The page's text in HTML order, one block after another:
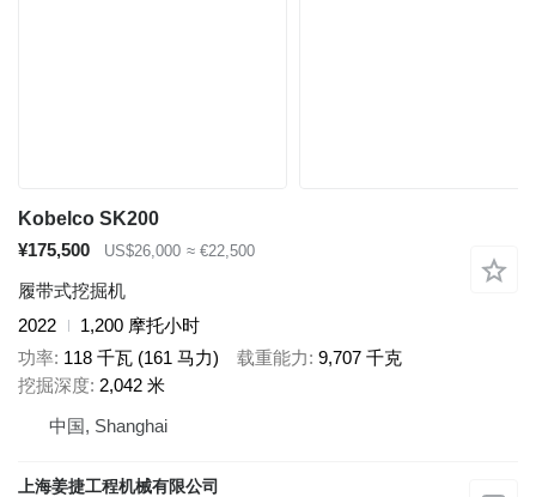
Kobelco SK200
¥175,500
US$26,000 ≈ €22,500
履带式挖掘机
2022
1,200 摩托小时
功率 118 千瓦 (161 马力) 载重能力 9,707 千克
挖掘深度 2,042 米
中国, Shanghai
上海姜捷工程机械有限公司